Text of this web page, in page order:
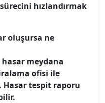
hızlandırmak
oluşursa ne
meydana
ofisi ile
tespit raporu